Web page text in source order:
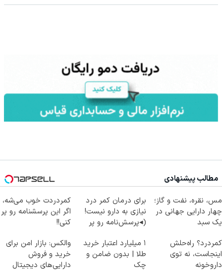
مطالب پیشنهادی
مس، نقره، نفت و گاز؛
چهار دارایی جهانی در
یک سبد
برای درمان کمر درد
نیازی به دارو نیست!
(◂پرسش‌نامه رو پر
کمردردت خوب می‌شه،
اگر این پرسشنامه رو پر
کنی!!
کمردرد؟ راه‌حلش
اینجاست، نه توی
داروخونه
۱ میلیارد اعتبار خرید
طلا | بدون ضامن و
چک
والکس: بازار امن برای
خرید و فروش
دارایی‌های دیجیتال